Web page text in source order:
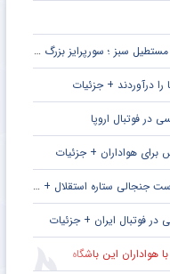
بزرگ در راه است ؟ + جزئیات
درآوردند + جزئیات
در فوتبال اروپا
برای هواداران + جزئیات
ستاره استقلال + جزئیات
در فوتبال ایران + جزئیات
هواداران این باشگاه